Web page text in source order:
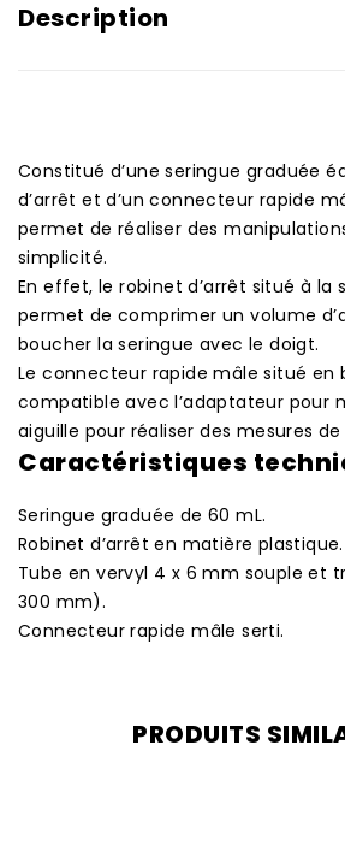
Description
Constitué d’une seringue graduée
d’arrêt et d’un connecteur rapide
permet de réaliser des
simplicité.
En effet, le robinet d’arrêt situé à la
permet de comprimer un volume
boucher la seringue avec le doigt.
Le connecteur rapide mâle situé en
compatible avec l’adaptateur pour
aiguille pour réaliser des mesures de
Caractéristiques
Seringue graduée de 60 mL.
Robinet d’arrêt en matière plastique.
Tube en vervyl 4 x 6 mm souple et
300 mm).
Connecteur rapide mâle serti.
PRODUITS